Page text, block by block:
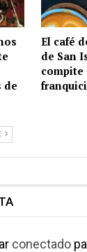
de
El café
de San
compite
conectado